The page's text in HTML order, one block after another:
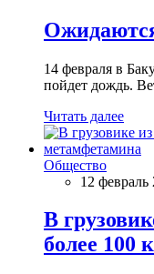
14 февраля в
пойдет дождь.
Читать далее
Общество
12 февраль
В
более 100